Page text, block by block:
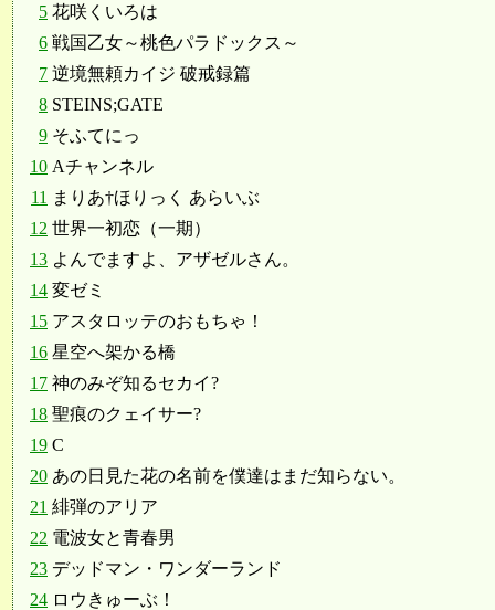
5 花咲くいろは
6 戦国乙女～桃色パラドックス～
7 逆境無頼カイジ 破戒録篇
8 STEINS;GATE
9 そふてにっ
10 Aチャンネル
11 まりあ†ほりっく あらいぶ
12 世界一初恋（一期）
13 よんでますよ、アザゼルさん。
14 変ゼミ
15 アスタロッテのおもちゃ！
16 星空へ架かる橋
17 神のみぞ知るセカイ?
18 聖痕のクェイサー?
19 C
20 あの日見た花の名前を僕達はまだ知らない。
21 緋弾のアリア
22 電波女と青春男
23 デッドマン・ワンダーランド
24 ロウきゅーぶ！